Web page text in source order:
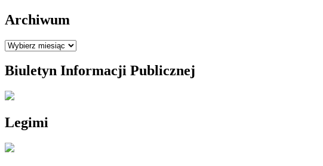
Archiwum
Archiwum
Biuletyn Informacji Publicznej
Legimi